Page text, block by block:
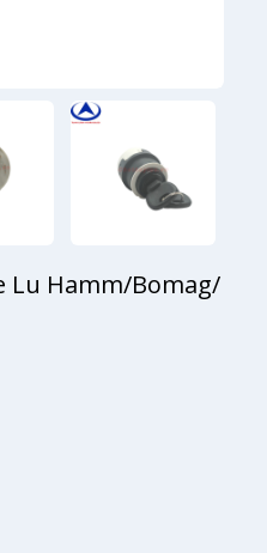
Lu Hamm/Bomag/